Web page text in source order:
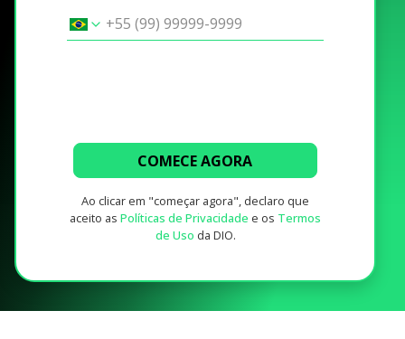
COMECE AGORA
Ao clicar em "começar agora", declaro que
aceito as Políticas de Privacidade e os Termos
de Uso da DIO.